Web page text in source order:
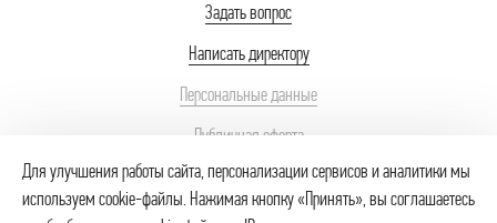
Задать вопрос
Написать директору
Персональные данные
Публичная оферта
© 2026 ИП Неупокоев Сергей Сергеевич – интернет-магазин продуктов.
Для улучшения работы сайта, персонализации сервисов и аналитики мы
используем cookie-файлы. Нажимая кнопку «Принять», вы соглашаетесь